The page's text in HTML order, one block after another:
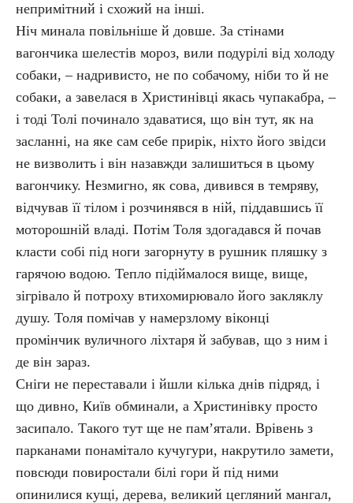
непримітний і схожий на інші.
Ніч минала повільніше й довше. За стінами
вагончика шелестів мороз, вили подурілі від холоду
собаки, – надривисто, не по собачому, ніби то й не
собаки, а завелася в Христинівці якась чупакабра, –
і тоді Толі починало здаватися, що він тут, як на
засланні, на яке сам себе прирік, ніхто його звідси
не визволить і він назавжди залишиться в цьому
вагончику. Незмигно, як сова, дивився в темряву,
відчував її тілом і розчинявся в ній, піддавшись її
моторошній владі. Потім Толя здогадався й почав
класти собі під ноги загорнуту в рушник пляшку з
гарячою водою. Тепло підіймалося вище, вище,
зігрівало й потроху втихомирювало його закляклу
душу. Толя помічав у намерзлому віконці
промінчик вуличного ліхтаря й забував, що з ним і
де він зараз.
Сніги не переставали і йшли кілька днів підряд, і
що дивно, Київ обминали, а Христинівку просто
засипало. Такого тут ще не пам’ятали. Врівень з
парканами понамітало кучугури, накрутило замети,
повсюди повиростали білі гори й під ними
опинилися кущі, дерева, великий цегляний мангал,